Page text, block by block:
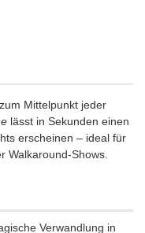
Mittelpunkt jeder
lässt in Sekunden einen
erscheinen – ideal für
Walkaround-Shows.
Verwandlung in